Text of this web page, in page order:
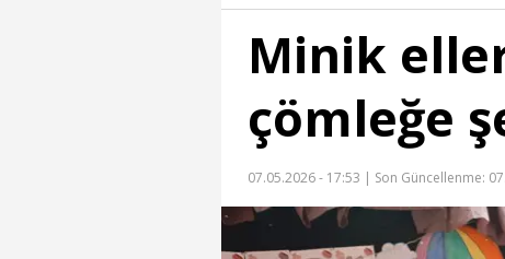
Minik
çömleğe
07.05.2026 - 17:53 | Son Güncellenme: